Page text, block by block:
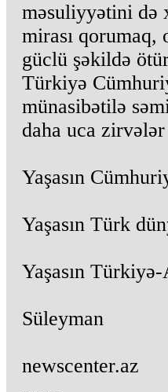
məsuliyyətini də
mirası qorumaq,
güclü şəkildə
Türkiyə
münasibətilə
daha uca
Yaşasın
Yaşasın Türk
Yaşasın
Süleyman
newscenter.az